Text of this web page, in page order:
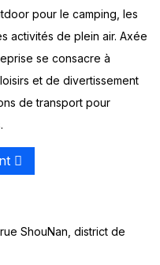
pour le camping, les
activités de plein air. Axée
se consacre à
et de divertissement
de transport pour
ShouNan, district de